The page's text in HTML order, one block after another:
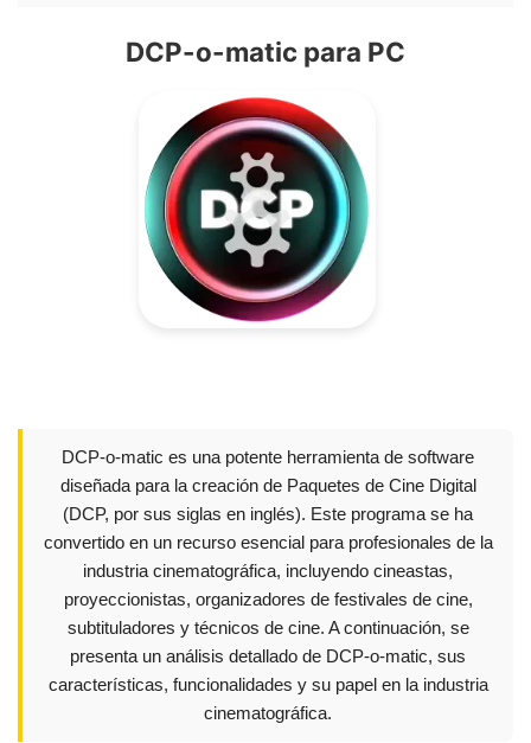
DCP-o-matic para PC
DCP-o-matic es una potente herramienta de software
diseñada para la creación de Paquetes de Cine Digital
(DCP, por sus siglas en inglés). Este programa se ha
convertido en un recurso esencial para profesionales de la
industria cinematográfica, incluyendo cineastas,
proyeccionistas, organizadores de festivales de cine,
subtituladores y técnicos de cine. A continuación, se
presenta un análisis detallado de DCP-o-matic, sus
características, funcionalidades y su papel en la industria
cinematográfica.